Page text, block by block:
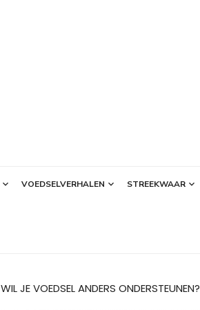
VOEDSELVERHALEN STREEKWAAR
WIL JE VOEDSEL ANDERS ONDERSTEUNEN?